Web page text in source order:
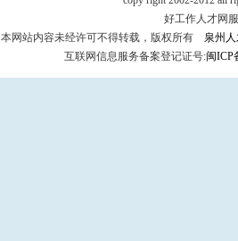
好工作人才网
本网站内容未经许可不得转载，版权所有
泉州
互联网信息服务备案登记证号:闽ICP